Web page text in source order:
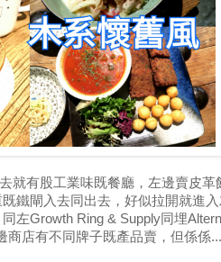
就有股工業味既餐廳，左邊賣皮革
鐵閘入去同出去，好似拉開就進
左Growth Ring & Supply同埋
商店有不同牌子既產品賣，但係係...